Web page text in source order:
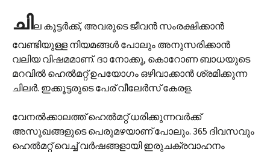
ചില കൂട്ടർക്ക്, അവരുടെ ജീവൻ സംരക്ഷിക്കാൻ
വേണ്ടിയുള്ള നിയമങ്ങൾ പോലും അനുസരിക്കാൻ
വലിയ വിഷമമാണ്. ദാ നോക്കൂ, കൊറോണ ബാധയുടെ
മറവിൽ ഹെൽമറ്റ് ഉപയോഗം ഒഴിവാക്കാൻ ശ്രമിക്കുന്ന
ചിലർ. ഇക്കൂട്ടരുടെ പേര് വീലേർസ് കേരള.
വേനൽക്കാലത്ത് ഹെൽമറ്റ് ധരിക്കുന്നവർക്ക്
അസുഖങ്ങളുടെ പെരുമഴയാണ് പോലും. 365 ദിവസവും
ഹെൽമറ്റ് വെച്ച് വർഷങ്ങളായി ഇരുചക്രവാഹനം